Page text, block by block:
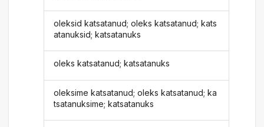
oleksid katsatanud; oleks katsatanud; kats
atanuksid; katsatanuks
oleks katsatanud; katsatanuks
oleksime katsatanud; oleks katsatanud; ka
tsatanuksime; katsatanuks